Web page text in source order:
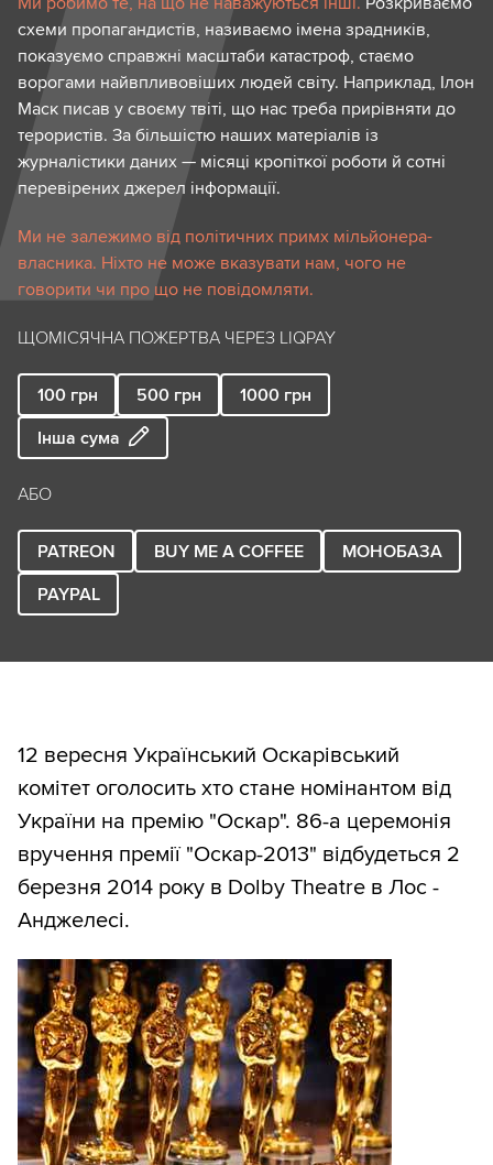
схеми пропагандистів, називаємо імена зрадників,
показуємо справжні масштаби катастроф, стаємо
ворогами найвпливовіших людей світу. Наприклад, Ілон
Маск писав у своєму твіті, що нас треба прирівняти до
терористів. За більшістю наших матеріалів із
журналістики даних — місяці кропіткої роботи й сотні
перевірених джерел інформації.
Ми не залежимо від політичних примх мільйонера-
власника. Ніхто не може вказувати нам, чого не
говорити чи про що не повідомляти.
ЩОМІСЯЧНА ПОЖЕРТВА ЧЕРЕЗ LIQPAY
100 грн 500 грн 1000 грн
Інша сума
АБО
PATREON BUY ME A COFFEE
МОНОБАЗА
PAYPAL
12 вересня Український Оскарівський
комітет оголосить хто стане номінантом від
України на премію "Оскар". 86-а церемонія
вручення премії "Оскар-2013" відбудеться 2
березня 2014 року в Dolby Theatre в Лос -
Анджелесі.